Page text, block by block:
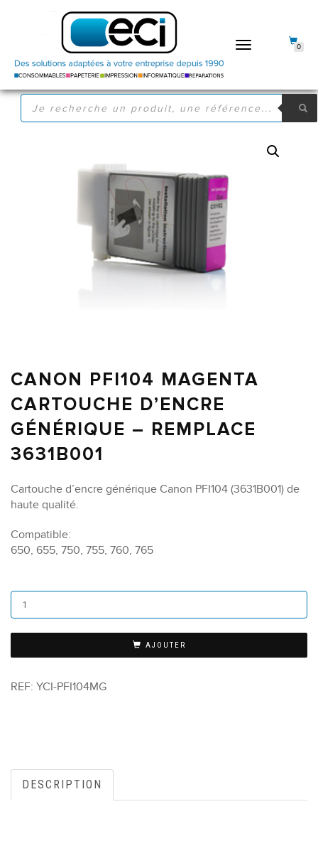
DÉPLIER
RECHERCHE
PRODUITS
0
CANON PFI104 MAGENTA
CARTOUCHE D’ENCRE
GÉNÉRIQUE – REMPLACE
3631B001
Cartouche d’encre générique Canon PFI104 (3631B001) de
haute qualité.
Compatible:
650, 655, 750, 755, 760, 765
AJOUTER
REF: YCI-PFI104MG
DESCRIPTION